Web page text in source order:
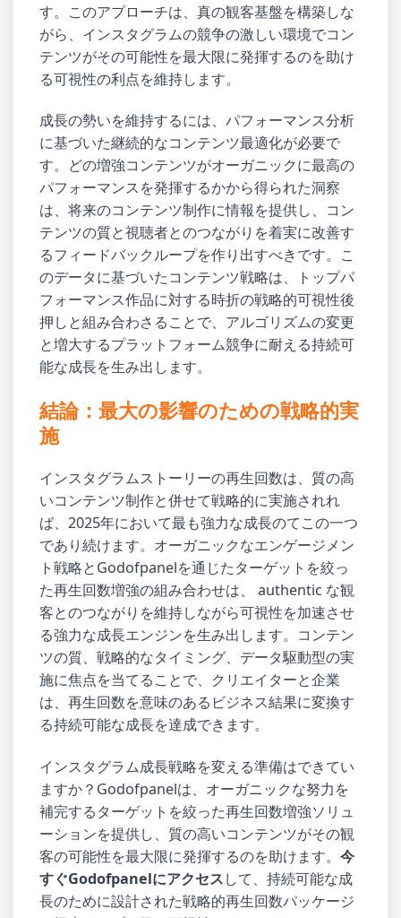
す。このアプローチは、真の観客基盤を構築しな
がら、インスタグラムの競争の激しい環境でコン
テンツがその可能性を最大限に発揮するのを助け
る可視性の利点を維持します。
成長の勢いを維持するには、パフォーマンス分析
に基づいた継続的なコンテンツ最適化が必要で
す。どの増強コンテンツがオーガニックに最高の
パフォーマンスを発揮するかから得られた洞察
は、将来のコンテンツ制作に情報を提供し、コン
テンツの質と視聴者とのつながりを着実に改善す
るフィードバックループを作り出すべきです。こ
のデータに基づいたコンテンツ戦略は、トップパ
フォーマンス作品に対する時折の戦略的可視性後
押しと組み合わさることで、アルゴリズムの変更
と増大するプラットフォーム競争に耐える持続可
能な成長を生み出します。
結論：最大の影響のための戦略的実
施
インスタグラムストーリーの再生回数は、質の高
いコンテンツ制作と併せて戦略的に実施されれ
ば、2025年において最も強力な成長のてこの一つ
であり続けます。オーガニックなエンゲージメン
ト戦略とGodofpanelを通じたターゲットを絞っ
た再生回数増強の組み合わせは、 authentic な観
客とのつながりを維持しながら可視性を加速させ
る強力な成長エンジンを生み出します。コンテン
ツの質、戦略的なタイミング、データ駆動型の実
施に焦点を当てることで、クリエイターと企業
は、再生回数を意味のあるビジネス結果に変換す
る持続可能な成長を達成できます。
インスタグラム成長戦略を変える準備はできてい
ますか？Godofpanelは、オーガニックな努力を
補完するターゲットを絞った再生回数増強ソリュ
ーションを提供し、質の高いコンテンツがその観
客の可能性を最大限に発揮するのを助けます。今
すぐGodofpanelにアクセスして、持続可能な成
長のために設計された戦略的再生回数パッケージ